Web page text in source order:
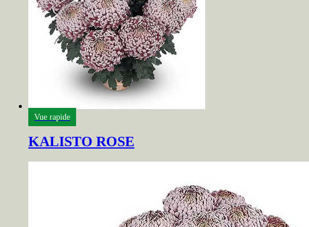
Vue rapide
KALISTO ROSE